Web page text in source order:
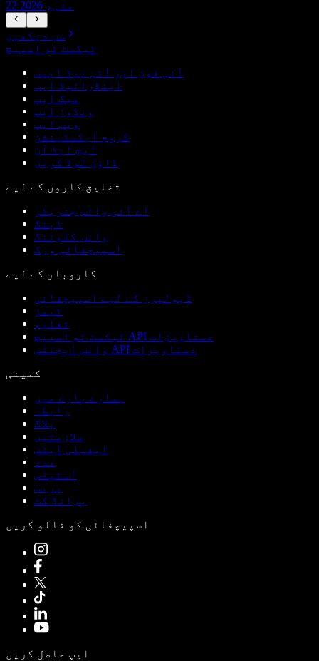
22 مئی، 2026
سب دیکھیں
ٹیکسٹ ٹو اسپیچ
آئی فون اور آئی پیڈ ایپس
اینڈرائیڈ ایپ
میک ایپ
ونڈوز ایپ
ویب ایپ
کروم ایکسٹینشن
ایج ایڈ آن
ڈاؤن لوڈ کریں
تخلیق کاروں کے لیے
اے آئی وائس جنریٹر
ڈبنگ
وائس کلوننگ
اسپیچفائی ورک
کاروبار کے لیے
ڈیولپرز کے لیے اسپیچفائی
ٹیمز
تعلیم
ٹیکسٹ ٹو اسپیچ API دستاویزات
وائس ایجنٹس API دستاویزات
کمپنی
ہمارے بارے میں
رابطہ
بلاگ
ملازمتیں
ایفیلی ایٹس
مدد
اسٹیٹس
پریس
برانڈ کٹ
اسپیچفائی کو فالو کریں
ایپ حاصل کریں